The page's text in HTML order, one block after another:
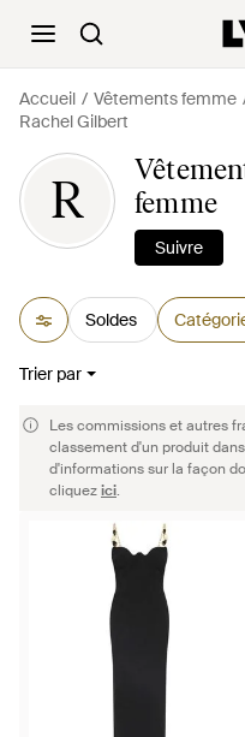
Accueil Vêtements femme
Rachel Gilbert
R
femme
Suivre
Soldes
Trier par
Les commissions et autres
classement d'un produit
d'informations sur la façon
cliquezici.